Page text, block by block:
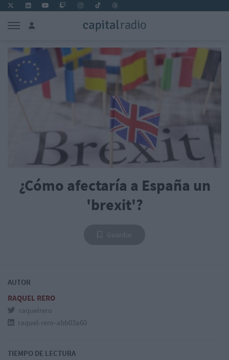
¿Cómo afectaría a España un
'brexit'?
AUTOR
RAQUEL RERO
raquelrero
raquel-rero-abb03a60
TIEMPO DE LECTURA